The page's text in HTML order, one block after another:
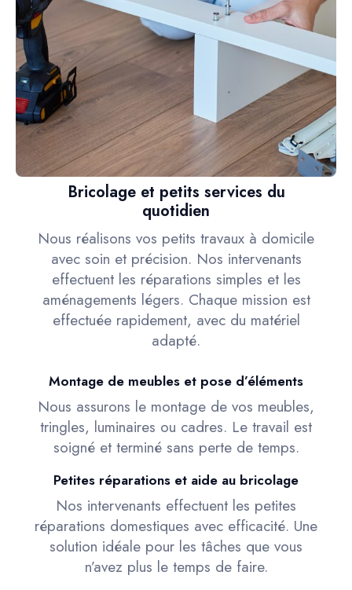
Bricolage et petits services du
quotidien
Nous réalisons vos petits travaux à domicile
avec soin et précision. Nos intervenants
effectuent les réparations simples et les
aménagements légers. Chaque mission est
effectuée rapidement, avec du matériel
adapté.
Montage de meubles et pose d’éléments
Nous assurons le montage de vos meubles,
tringles, luminaires ou cadres. Le travail est
soigné et terminé sans perte de temps.
Petites réparations et aide au bricolage
Nos intervenants effectuent les petites
réparations domestiques avec efficacité. Une
solution idéale pour les tâches que vous
n’avez plus le temps de faire.